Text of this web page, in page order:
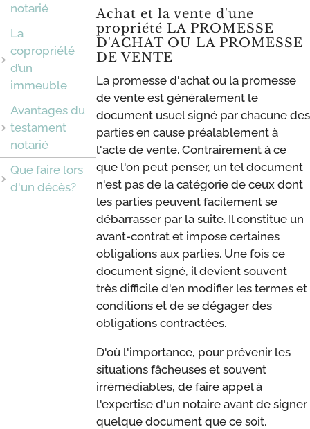
notarié
La
copropriété
d’un
immeuble
Avantages du
testament
notarié
Que faire lors
d'un décès?
Achat et la vente d'une
propriété LA PROMESSE
D'ACHAT OU LA PROMESSE
DE VENTE
La promesse d'achat ou la promesse
de vente est généralement le
document usuel signé par chacune des
parties en cause préalablement à
l'acte de vente. Contrairement à ce
que l'on peut penser, un tel document
n'est pas de la catégorie de ceux dont
les parties peuvent facilement se
débarrasser par la suite. Il constitue un
avant-contrat et impose certaines
obligations aux parties. Une fois ce
document signé, il devient souvent
très difficile d'en modifier les termes et
conditions et de se dégager des
obligations contractées.
D'où l'importance, pour prévenir les
situations fâcheuses et souvent
irrémédiables, de faire appel à
l'expertise d'un notaire avant de signer
quelque document que ce soit.